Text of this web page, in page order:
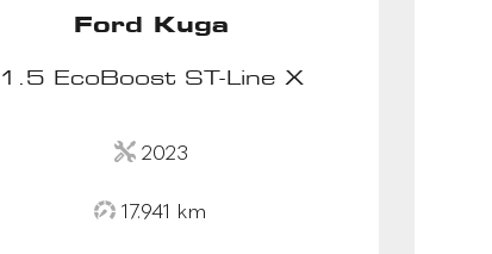
Ford Kuga
1.5 EcoBoost ST-Line X
2023
17.941 km